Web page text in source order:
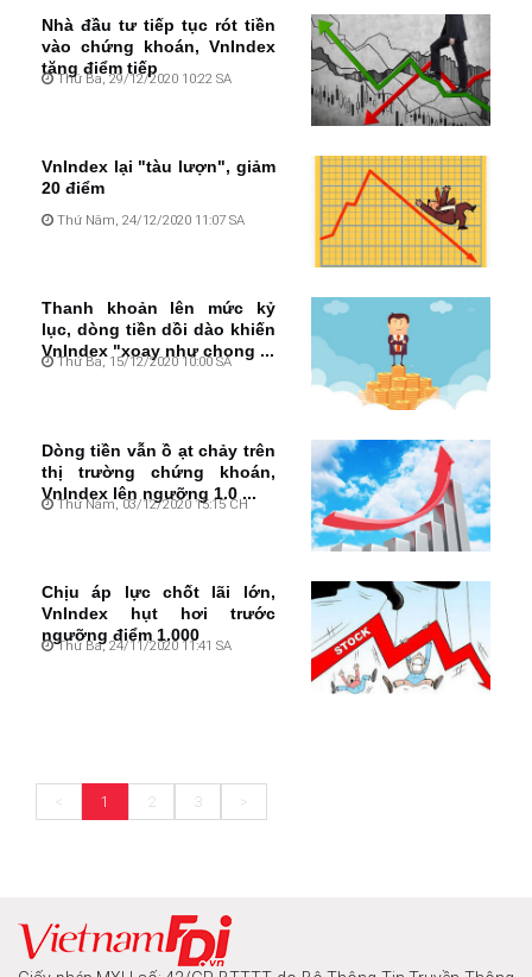
Nhà đầu tư tiếp tục rót tiền
vào chứng khoán, VnIndex
tăng điểm tiếp
Thứ Ba, 29/12/2020 10:22 SA
VnIndex lại "tàu lượn", giảm
20 điểm
Thứ Năm, 24/12/2020 11:07 SA
Thanh khoản lên mức kỷ
lục, dòng tiền dồi dào khiến
VnIndex "xoay như chong ...
Thứ Ba, 15/12/2020 10:00 SA
Dòng tiền vẫn ồ ạt chảy trên
thị trường chứng khoán,
VnIndex lên ngưỡng 1.0 ...
Thứ Năm, 03/12/2020 15:15 CH
Chịu áp lực chốt lãi lớn,
VnIndex hụt hơi trước
ngưỡng điểm 1.000
Thứ Ba, 24/11/2020 11:41 SA
< 1 2 3 >